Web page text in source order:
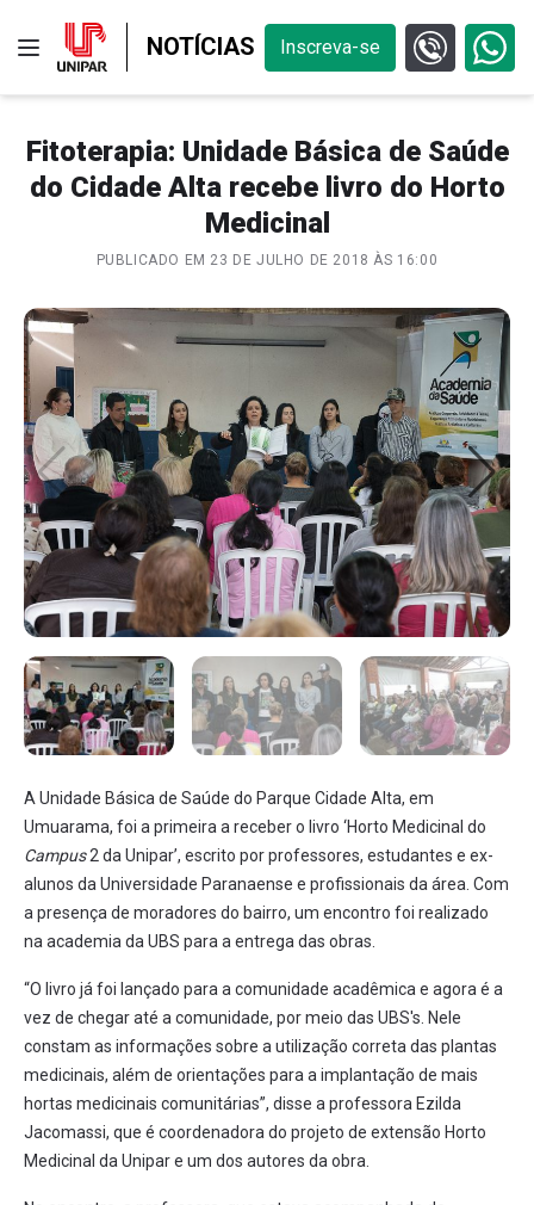
NOTÍCIAS Inscreva-se
Fitoterapia: Unidade Básica de Saúde
do Cidade Alta recebe livro do Horto
Medicinal
PUBLICADO EM 23 DE JULHO DE 2018 ÀS 16:00
A Unidade Básica de Saúde do Parque Cidade Alta, em
Umuarama, foi a primeira a receber o livro ‘Horto Medicinal do
Campus2 da Unipar’, escrito por professores, estudantes e ex-
alunos da Universidade Paranaense e profissionais da área. Com
a presença de moradores do bairro, um encontro foi realizado
na academia da UBS para a entrega das obras.
“O livro já foi lançado para a comunidade acadêmica e agora é a
vez de chegar até a comunidade, por meio das UBS's. Nele
constam as informações sobre a utilização correta das plantas
medicinais, além de orientações para a implantação de mais
hortas medicinais comunitárias”, disse a professora Ezilda
Jacomassi, que é coordenadora do projeto de extensão Horto
Medicinal da Unipar e um dos autores da obra.